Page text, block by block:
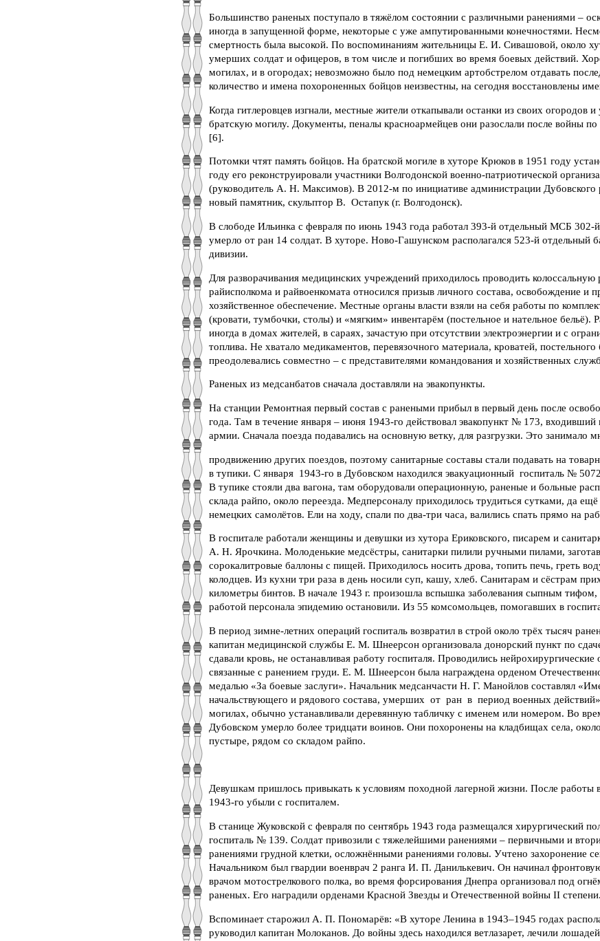
Большинство раненых поступало в тяжёлом состоянии с различными ранениями –
иногда в запущенной форме, некоторые с уже ампутированными конечностями.
смертность была высокой. По воспоминаниям жительницы Е. И. Сивашовой, около
умерших солдат и офицеров, в том числе и погибших во время боевых действий.
могилах, и в огородах; невозможно было под немецким артобстрелом отдавать
количество и имена похороненных бойцов неизвестны, на сегодня восстановлены
Когда гитлеровцев изгнали, местные жители откапывали останки из своих огородов
братскую могилу. Документы, пеналы красноармейцев они разослали после войны по
[6].
Потомки чтят память бойцов. На братской могиле в хуторе Крюков в 1951 году
году его реконструировали участники Волгодонской военно-патриотической
(руководитель А. Н. Максимов). В 2012-м по инициативе администрации Дубовского
новый памятник, скульптор В. Остапук (г. Волгодонск).
В слободе Ильинка с февраля по июнь 1943 года работал 393-й отдельный МСБ 302-й
умерло от ран 14 солдат. В хуторе. Ново-Гашунском располагался 523-й отдельный
дивизии.
Для разворачивания медицинских учреждений приходилось проводить
райисполкома и райвоенкомата относился призыв личного состава, освобождение и
хозяйственное обеспечение. Местные органы власти взяли на себя работы по
(кровати, тумбочки, столы) и «мягким» инвентарём (постельное и нательное бельё).
иногда в домах жителей, в сараях, зачастую при отсутствии электроэнергии и с
топлива. Не хватало медикаментов, перевязочного материала, кроватей,
преодолевались совместно – с представителями командования и хозяйственных
Раненых из медсанбатов сначала доставляли на эвакопункты.
На станции Ремонтная первый состав с ранеными прибыл в первый день после
года. Там в течение января – июня 1943-го действовал эвакопункт № 173, входивший
армии. Сначала поезда подавались на основную ветку, для разгрузки. Это занимало
продвижению других поездов, поэтому санитарные составы стали подавать на
в тупики. С января 1943-го в Дубовском находился эвакуационный госпиталь №
В тупике стояли два вагона, там оборудовали операционную, раненые и больные
склада райпо, около переезда. Медперсоналу приходилось трудиться сутками, да
немецких самолётов. Ели на ходу, спали по два-три часа, валились спать прямо на
В госпитале работали женщины и девушки из хутора Ериковского, писарем и
А. Н. Ярочкина. Молоденькие медсёстры, санитарки пилили ручными пилами,
сорокалитровые баллоны с пищей. Приходилось носить дрова, топить печь, греть
колодцев. Из кухни три раза в день носили суп, кашу, хлеб. Санитарам и сёстрам
километры бинтов. В начале 1943 г. произошла вспышка заболевания сыпным
работой персонала эпидемию остановили. Из 55 комсомольцев, помогавших в
В период зимне-летних операций госпиталь возвратил в строй около трёх тысяч
капитан медицинской службы Е. М. Шнеерсон организовала донорский пункт по
сдавали кровь, не останавливая работу госпиталя. Проводились
связанные с ранением груди. Е. М. Шнеерсон была награждена орденом
медалью «За боевые заслуги». Начальник медсанчасти Н. Г. Манойлов составлял
начальствующего и рядового состава, умерших от ран в период военных
могилах, обычно устанавливали деревянную табличку с именем или номером. Во
Дубовском умерло более тридцати воинов. Они похоронены на кладбищах села,
пустыре, рядом со складом райпо.
Девушкам пришлось привыкать к условиям походной лагерной жизни. После работы
1943-го убыли с госпиталем.
В станице Жуковской с февраля по сентябрь 1943 года размещался хирургический
госпиталь № 139. Солдат привозили с тяжелейшими ранениями – первичными и
ранениями грудной клетки, осложнёнными ранениями головы. Учтено захоронение
Начальником был гвардии военврач 2 ранга И. П. Данилькевич. Он начинал
врачом мотострелкового полка, во время форсирования Днепра организовал под
раненых. Его наградили орденами Красной Звезды и Отечественной войны II степени.
Вспоминает старожил А. П. Пономарёв: «В хуторе Ленина в 1943–1945 годах
руководил капитан Молоканов. До войны здесь находился ветлазарет, лечили